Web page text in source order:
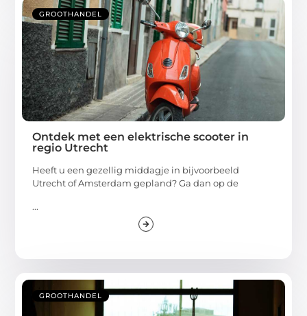
GROOTHANDEL
Ontdek met een elektrische scooter in
regio Utrecht
Heeft u een gezellig middagje in bijvoorbeeld
Utrecht of Amsterdam gepland? Ga dan op de
...
GROOTHANDEL